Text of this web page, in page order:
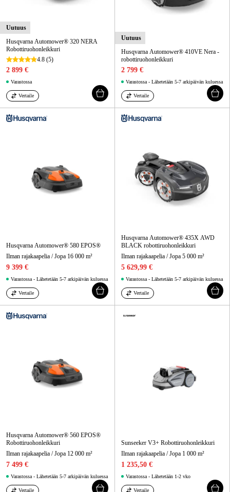
Uutuus
Husqvarna Automower® 320 NERA
Robottiruohonleikkuri
4.8 (5)
2 899 €
Varastossa
Vertaile
Uutuus
Husqvarna Automower® 410VE Nera -
robottiruohonleikkuri
2 799 €
Varastossa - Lähetetään 5-7 arkipäivän kuluessa
Vertaile
Husqvarna Automower® 580 EPOS®
Ilman rajakaapelia / Jopa 16 000 m²
9 399 €
Varastossa - Lähetetään 5-7 arkipäivän kuluessa
Vertaile
Husqvarna Automower® 435X AWD
BLACK robottiruohonleikkuri
Ilman rajakaapelia / Jopa 5 000 m²
5 629,99 €
Varastossa - Lähetetään 5-7 arkipäivän kuluessa
Vertaile
Husqvarna Automower® 560 EPOS®
Robottiruohonleikkuri
Ilman rajakaapelia / Jopa 12 000 m²
7 499 €
Varastossa - Lähetetään 5-7 arkipäivän kuluessa
Vertaile
Sunseeker V3+ Robottiruohonleikkuri
Ilman rajakaapelia / Jopa 1 000 m²
1 235,50 €
Varastossa - Lähetetään 1-2 vko
Vertaile